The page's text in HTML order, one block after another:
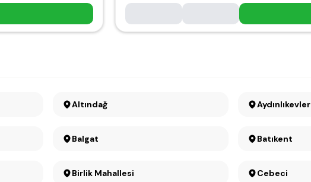
Altındağ Aydınlıkevler
Balgat Batıkent
Birlik Mahallesi Cebeci